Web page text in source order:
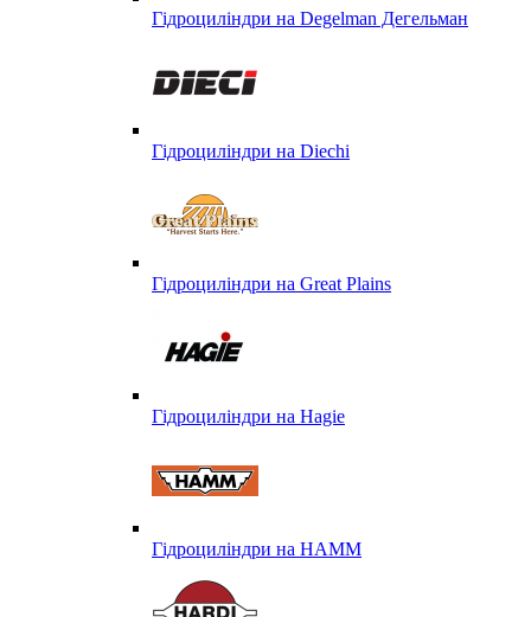
Гідроциліндри на Degelman Дегельман
Гідроциліндри на Diechi
Гідроциліндри на Great Plains
Гідроциліндри на Hagie
Гідроциліндри на HAMM